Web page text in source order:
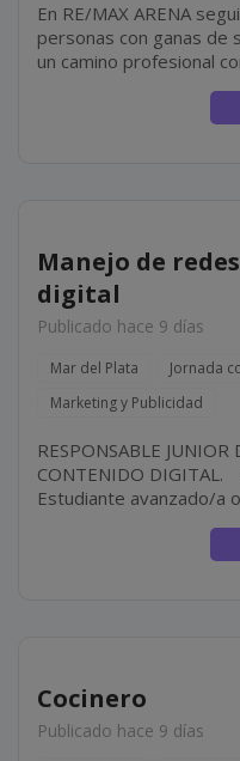
En RE/MAX ARENA seguimos
personas con ganas
un camino profesional
Manejo de
digital
Publicado hace 9 días
Mar del Plata Jornada
Marketing y Publicidad
RESPONSABLE JUNIOR
CONTENIDO DIGITAL. Especificaciones requeridas:
Estudiante avanzado/a
carreras afines a
Cocinero
Publicado hace 9 días